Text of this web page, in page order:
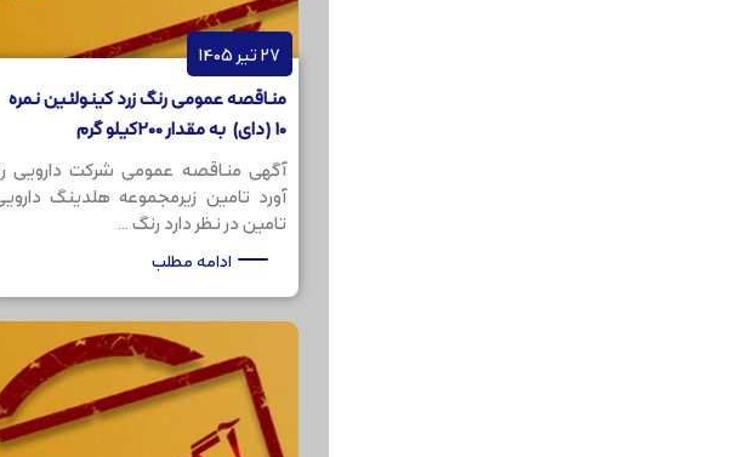
27 تیر 1405
مناقصه عمومی رنگ زرد کینولئین نمره
10 (دای) به مقدار 200کیلو گرم
آگهی مناقصه عمومی شرکت دارویی
آورد تامین زیرمجموعه هلدینگ
تامین در نظر دارد رنگ ...
ادامه مطلب